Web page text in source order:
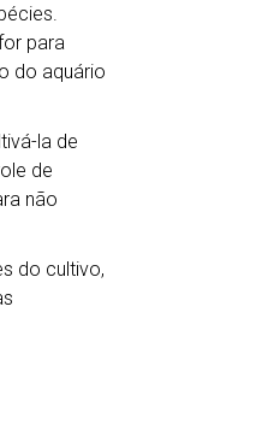
para
do aquário
la de
de
não
do cultivo,